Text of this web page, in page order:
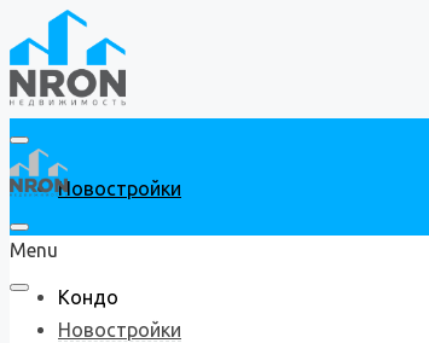
Новостройки
Кондо
Menu
Новостройки